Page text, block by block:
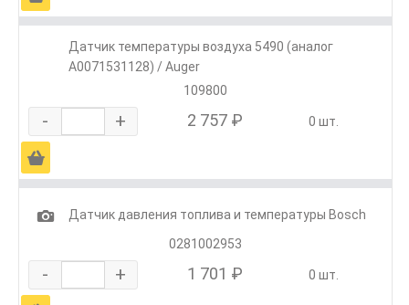
Датчик температуры воздуха 5490 (аналог
A0071531128) / Auger
109800
- + 2 757 ₽ 0 шт.
Ä
1
Датчик давления топлива и температуры Bosch
0281002953
- + 1 701 ₽ 0 шт.